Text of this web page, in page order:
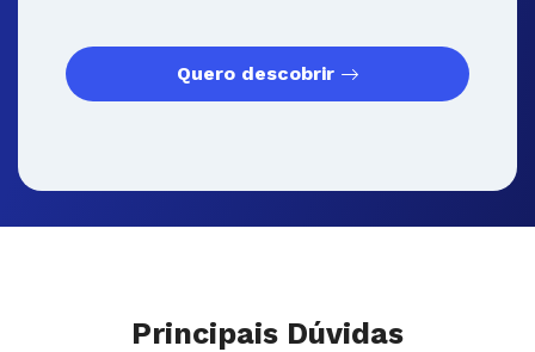
Quero descobrir
Principais Dúvidas